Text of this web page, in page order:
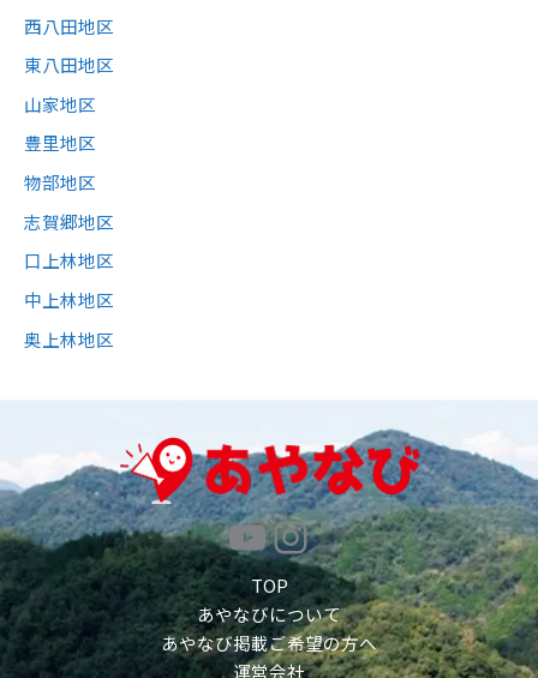
西八田地区
東八田地区
山家地区
豊里地区
物部地区
志賀郷地区
口上林地区
中上林地区
奥上林地区
YouTube
Instagram
TOP
あやなびについて
あやなび掲載ご希望の方へ
運営会社